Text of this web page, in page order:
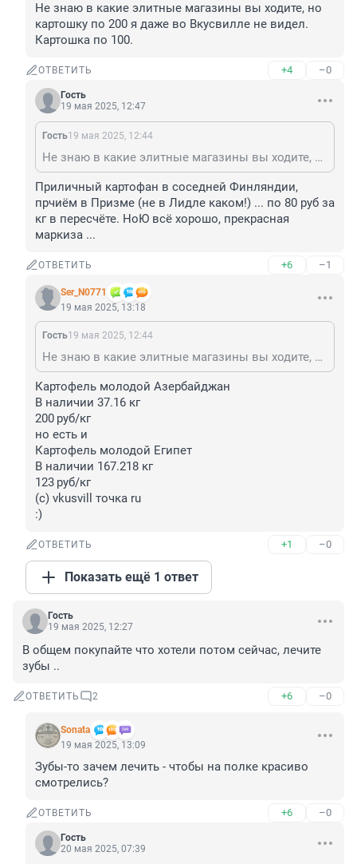
Не знаю в какие элитные магазины вы ходите, но
картошку по 200 я даже во Вкусвилле не видел.
Картошка по 100.
ОТВЕТИТЬ +4 –0
Гость
19 мая 2025, 12:47
Гость19 мая 2025, 12:44
Не знаю в какие элитные магазины вы ходите, но картошку по 200 я даже во Вкусвилле не видел. Картошка по 100.
Приличный картофан в соседней Финляндии,
прчиём в Призме (не в Лидле каком!) ... по 80 руб за
кг в пересчёте. НоЮ всё хорошо, прекрасная
маркиза ...
ОТВЕТИТЬ +6 –1
Ser_N0771
19 мая 2025, 13:18
Гость19 мая 2025, 12:44
Не знаю в какие элитные магазины вы ходите, но картошку по 200 я даже во Вкусвилле не видел. Картошка по 100.
Картофель молодой Азербайджан
В наличии 37.16 кг
200 руб/кг
но есть и
Картофель молодой Египет
В наличии 167.218 кг
123 руб/кг
(с) vkusvill точка ru
:)
ОТВЕТИТЬ +1 –0
Показать ещё 1 ответ
Гость
19 мая 2025, 12:27
В общем покупайте что хотели потом сейчас, лечите
зубы ..
ОТВЕТИТЬ 2 +6 –0
Sonata
19 мая 2025, 13:09
Зубы-то зачем лечить - чтобы на полке красиво
смотрелись?
ОТВЕТИТЬ +6 –0
Гость
20 мая 2025, 07:39